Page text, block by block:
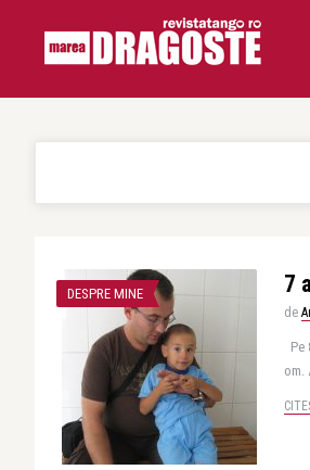
DESPRE MINE 7
de
Pe
om.